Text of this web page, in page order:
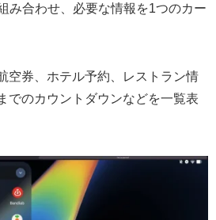
み合わせ、必要な情報を1つのカー
空券、ホテル予約、レストラン情
でのカウントダウンなどを一覧表